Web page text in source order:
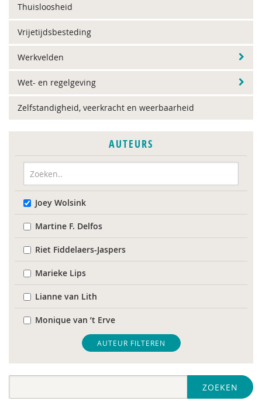
Thuisloosheid
Vrijetijdsbesteding
Werkvelden
Wet- en regelgeving
Zelfstandigheid, veerkracht en weerbaarheid
AUTEURS
Joey Wolsink
Martine F. Delfos
Riet Fiddelaers-Jaspers
Marieke Lips
Lianne van Lith
Monique van ’t Erve
Toon Verlaan
Jan Willem van de Maat
AUTEUR FILTEREN
ZOEKEN